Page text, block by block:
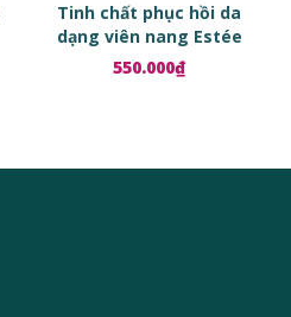
Tinh chất phục hồi da
dạng viên nang Estée
Lauder Advanced Night
Repair Ampoules
550.000₫